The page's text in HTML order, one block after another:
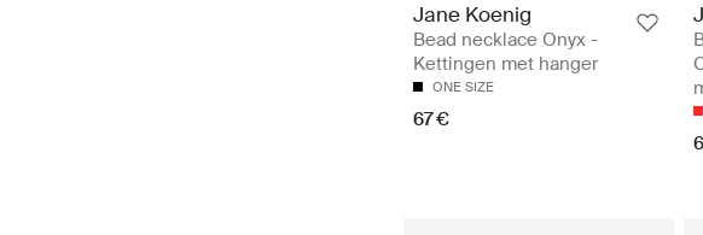
Jane Koenig
Bead necklace Onyx -
Kettingen met hanger
ONE SIZE
67 €